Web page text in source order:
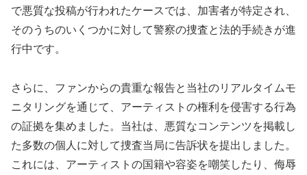
で悪質な投稿が行われたケースでは、加害者が特定され、
そのうちのいくつかに対して警察の捜査と法的手続きが進
行中です。
さらに、ファンからの貴重な報告と当社のリアルタイムモ
ニタリングを通じて、アーティストの権利を侵害する行為
の証拠を集めました。当社は、悪質なコンテンツを掲載し
た多数の個人に対して捜査当局に告訴状を提出しました。
これには、アーティストの国籍や容姿を嘲笑したり、侮辱